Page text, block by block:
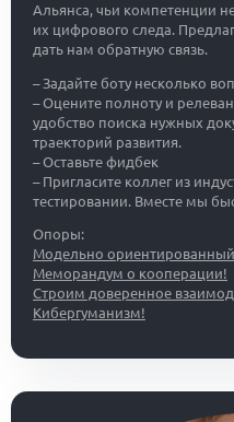
Альянса, чьи компетенции
их цифрового следа.
дать нам обратную связь.
– Задайте боту несколько
– Оцените полноту и
удобство поиска нужных
траекторий развития.
– Оставьте фидбек
– Пригласите коллег из
тестировании. Вместе мы
Опоры:
Модельно ориентированный
Меморандум о кооперации!
Строим доверенное
Кибергуманизм!